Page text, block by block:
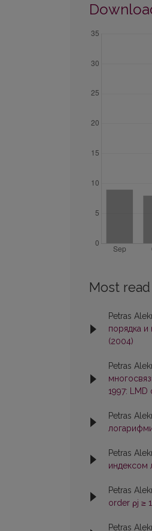
Most
Petras
порядка
(2004)
Petras
1997: LMD
Petras
Petras
индексом
Petras
order ρj ≥
Petras